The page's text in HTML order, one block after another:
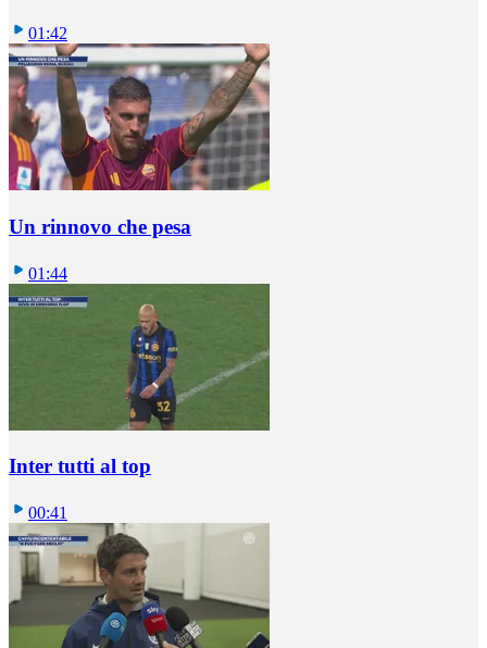
01:42
Un rinnovo che pesa
01:44
Inter tutti al top
00:41